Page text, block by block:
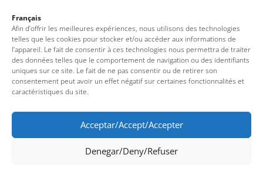
Français
Afin d’offrir les meilleures expériences, nous utilisons des technologies
telles que les cookies pour stocker et/ou accéder aux informations de
l’appareil. Le fait de consentir à ces technologies nous permettra de traiter
des données telles que le comportement de navigation ou des identifiants
uniques sur ce site. Le fait de ne pas consentir ou de retirer son
consentement peut avoir un effet négatif sur certaines fonctionnalités et
caractéristiques du site.
Acceptar/Accept/Accepter
Denegar/Deny/Refuser
La receta del “cim i tomba”
Oficina de Turismo de Tossa de Mar